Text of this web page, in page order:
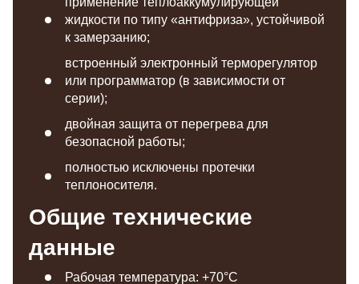
жидкости по типу «антифриза», устойчивой
к замерзанию;
встроенный электронный терморегулятор
или программатор (в зависимости от
серии);
двойная защита от перегрева для
безопасной работы;
полностью исключены протечки
теплоносителя.
Общие технические
данные
Рабочая температура: +70°C